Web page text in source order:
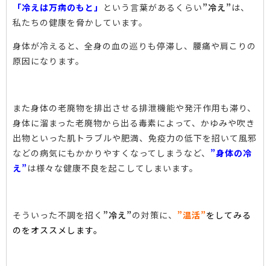
「冷えは万病のもと」 という言葉があるくらい”冷え”は、
私たちの健康を脅かしています。
身体が冷えると、全身の血の巡りも停滞し、腰痛や肩こりの
原因になります。
また身体の老廃物を排出させる排泄機能や発汗作用も滞り、
身体に溜まった老廃物から出る毒素によって、かゆみや吹き
出物といった肌トラブルや肥満、免疫力の低下を招いて風邪
などの病気にもかかりやすくなってしまうなど、 ”身体の冷
え”は様々な健康不良を起こしてしまいます。
そういった不調を招く ”冷え”の対策に、 ”温活”をしてみる
のをオススメします。